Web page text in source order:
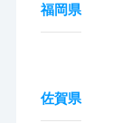
福岡県
佐賀県